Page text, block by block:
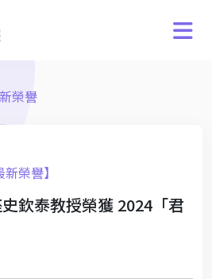
榮譽
新榮譽】
欽泰教授榮獲 2024「君